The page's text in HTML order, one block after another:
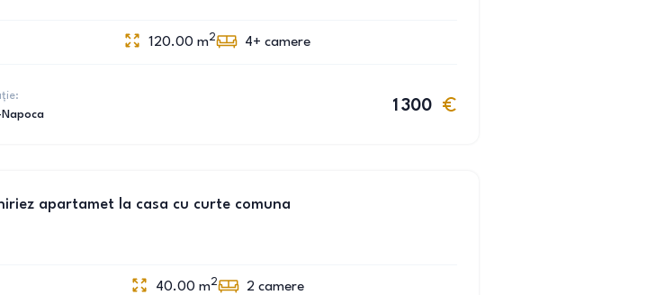
120.00 m2 4+ camere
1 300
apartamet la casa cu curte comuna
40.00 m2 2 camere